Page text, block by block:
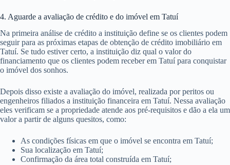
4. Aguarde a avaliação de crédito e do imóvel em Tatuí
Na primeira análise de crédito a instituição define se os clientes podem
seguir para as próximas etapas de obtenção de crédito imobiliário em
Tatuí. Se tudo estiver certo, a instituição diz qual o valor do
financiamento que os clientes podem receber em Tatuí para conquistar
o imóvel dos sonhos.
Depois disso existe a avaliação do imóvel, realizada por peritos ou
engenheiros filiados a instituição financeira em Tatuí. Nessa avaliação
eles verificam se a propriedade atende aos pré-requisitos e dão a ela um
valor a partir de alguns quesitos, como:
As condições físicas em que o imóvel se encontra em Tatuí;
Sua localização em Tatuí;
Confirmação da área total construída em Tatuí;